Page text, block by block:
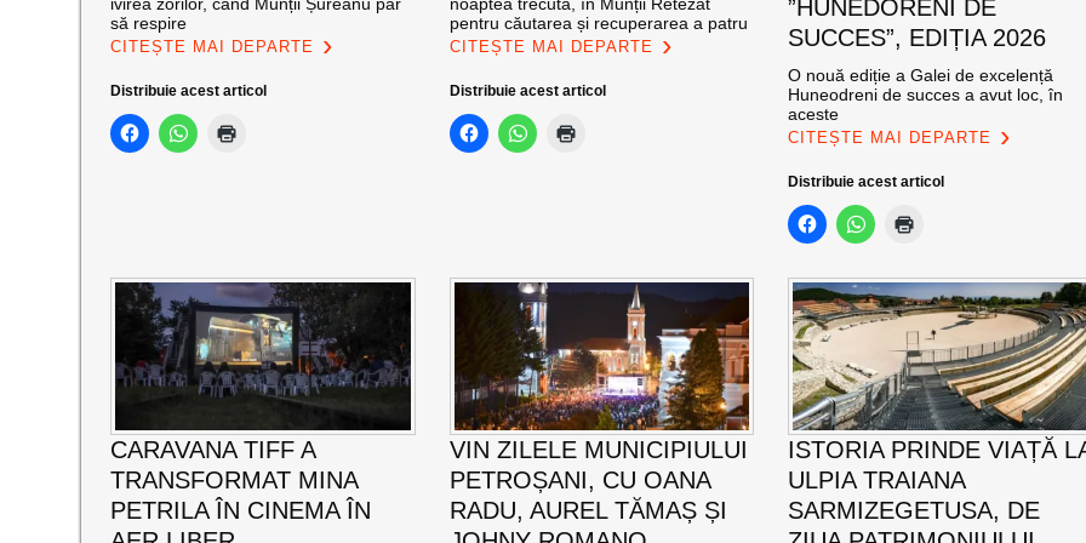
să respire
CITEȘTE MAI DEPARTE
Distribuie acest articol
pentru căutarea și recuperarea a patru
CITEȘTE MAI DEPARTE
Distribuie acest articol
”HUNEDORENI DE
SUCCES”, EDIȚIA 2026
O nouă ediție a Galei de excelență
Huneodreni de succes a avut loc, în
aceste
CITEȘTE MAI DEPARTE
Distribuie acest articol
CARAVANA TIFF A
TRANSFORMAT MINA
PETRILA ÎN CINEMA ÎN
VIN ZILELE MUNICIPIULUI
PETROȘANI, CU OANA
RADU, AUREL TĂMAȘ ȘI
ISTORIA PRINDE VIAȚĂ
ULPIA TRAIANA
SARMIZEGETUSA, DE